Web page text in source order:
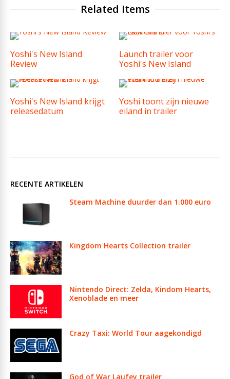
Related Items
Yoshi's New Island
Review
Launch trailer voor
Yoshi's New Island
Yoshi's New Island krijgt
releasedatum
Yoshi toont zijn nieuwe
eiland in trailer
RECENTE ARTIKELEN
Steam Machine duurder dan 1.000 euro
Kingdom Hearts Collection trailer
Nintendo Direct: Zelda, Kindom Hearts,
Xenoblade en meer
Crazy Taxi: World Tour aagekondigd
God of War Laufey trailer